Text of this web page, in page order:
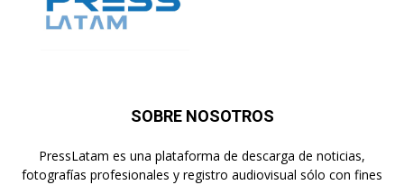
SOBRE NOSOTROS
PressLatam es una plataforma de descarga de noticias,
fotografías profesionales y registro audiovisual sólo con fines